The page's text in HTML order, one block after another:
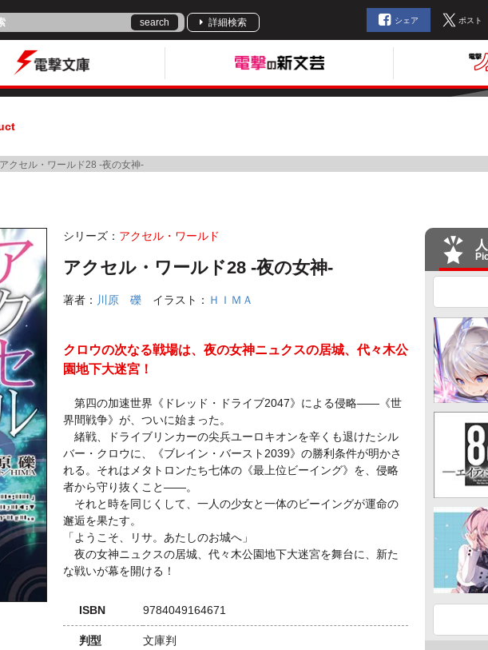
search 詳細検索 シェア ポスト
アクセル・ワールド28 -夜の女神-
シリーズ： アクセル・ワールド
アクセル・ワールド28 -夜の女神-
著者： 川原 礫 イラスト： ＨＩＭＡ
クロウの次なる戦場は、夜の女神ニュクスの居城、代々木公
園地下大迷宮！
第四の加速世界《ドレッド・ドライブ2047》による侵略――《世
界間戦争》が、ついに始まった。
緒戦、ドライブリンカーの尖兵ユーロキオンを辛くも退けたシル
バー・クロウに、《ブレイン・バースト2039》の勝利条件が明かさ
れる。それはメタトロンたち七体の《最上位ビーイング》を、侵略
者から守り抜くこと――。
それと時を同じくして、一人の少女と一体のビーイングが運命の
邂逅を果たす。
「ようこそ、リサ。あたしのお城へ」
夜の女神ニュクスの居城、代々木公園地下大迷宮を舞台に、新た
な戦いが幕を開ける！
ISBN 9784049164671
判型 文庫判